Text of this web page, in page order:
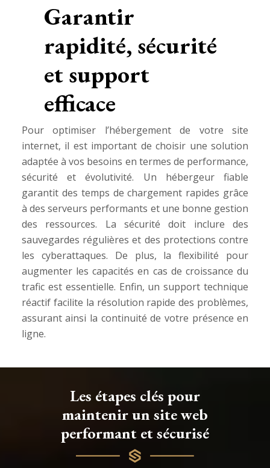
Garantir
rapidité, sécurité
et support
efficace
Pour optimiser l’hébergement de votre site
internet, il est important de choisir une solution
adaptée à vos besoins en termes de performance,
sécurité et évolutivité. Un hébergeur fiable
garantit des temps de chargement rapides grâce
à des serveurs performants et une bonne gestion
des ressources. La sécurité doit inclure des
sauvegardes régulières et des protections contre
les cyberattaques. De plus, la flexibilité pour
augmenter les capacités en cas de croissance du
trafic est essentielle. Enfin, un support technique
réactif facilite la résolution rapide des problèmes,
assurant ainsi la continuité de votre présence en
ligne.
Les étapes clés pour
maintenir un site web
performant et sécurisé